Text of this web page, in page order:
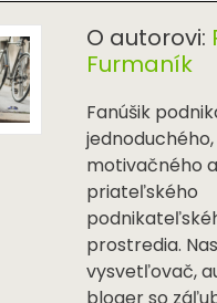
O autorovi:
Furmaník
Fanúšik
jednoduchého,
motivačného a
priateľského
prostredia.
vysvetľovač,
bloger so